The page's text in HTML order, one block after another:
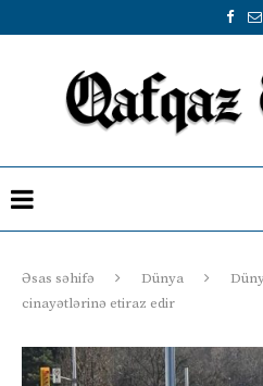
Əsas səhifə Dünya
cinayətlərinə etiraz edir